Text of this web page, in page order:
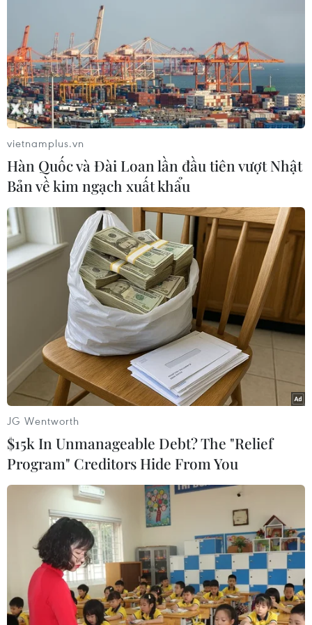
Thổ Nhĩ Kỳ xét xử một nhân viên lãnh sự
quán Mỹ về tội làm gián điệp
26/03/2019 11:31
Metin Topuz, công dân Thổ Nhĩ Kỳ làm việc cho lãnh sự
quán Mỹ, bị bắt năm 2017, với cáo buộc liên quan đến
giáo sỹ Fethullah Gulen. Nếu bị kết tội, Metin Topuz sẽ
phải đối mặt với án tử hình.
Thổ Nhĩ Kỳ bắt 249 nhân viên ngoại giao
nghi liên quan giáo sỹ Gulen
vietnamplus.vn
Hàn Quốc và Đài Loan lần đầu tiên vượt Nhật
Bản về kim ngạch xuất khẩu
JG Wentworth
$15k In Unmanageable Debt? The "Relief
Program" Creditors Hide From You